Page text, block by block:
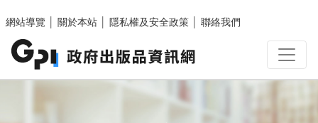
網站導覽
關於本站 隱私權及安全政策 聯絡我們